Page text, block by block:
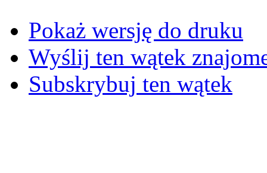
Pokaż wersję do druku
Wyślij ten wątek
Subskrybuj ten wątek